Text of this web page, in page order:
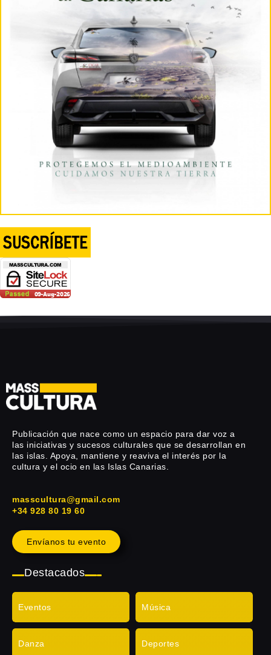
Publicación que nace como un espacio para dar voz a
las iniciativas y sucesos culturales que se desarrollan en
las islas. Apoya, mantiene y reaviva el interés por la
cultura y el ocio en las Islas Canarias.
masscultura@gmail.com
+34 928 80 19 60
Envíanos tu evento
Destacados
Eventos Música
Danza Deportes